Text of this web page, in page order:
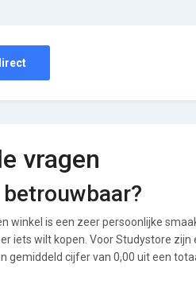
vragen
winkel is een zeer persoonlijke
iets wilt kopen. Voor Studystore zijn
gemiddeld cijfer van 0,00 uit een